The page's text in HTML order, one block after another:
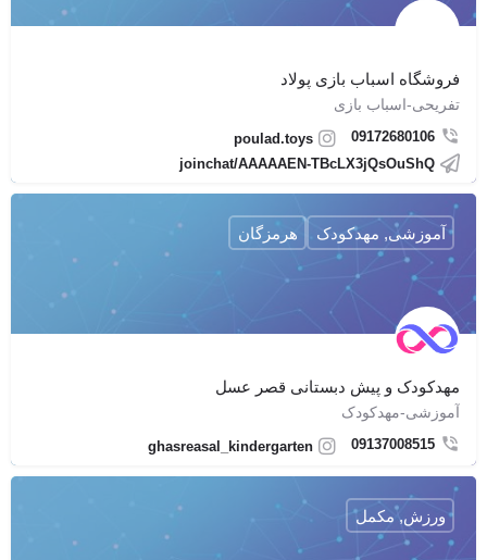
فروشگاه اسباب بازی پولاد
تفریحی-اسباب بازی
09172680106
poulad.toys
joinchat/AAAAAEN-TBcLX3jQsOuShQ
مهدکودک و پیش دبستانی قصر عسل
آموزشی-مهدکودک
09137008515
ghasreasal_kindergarten
آموزشی, مهدکودک هرمزگان
ورزش, مکمل